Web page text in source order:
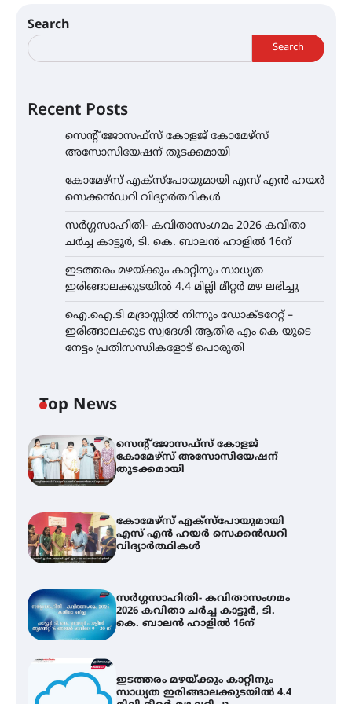
Search
Search
Recent Posts
സെന്റ് ജോസഫ്സ് കോളജ് കോമേഴ്‌സ്
അസോസിയേഷന് തുടക്കമായി
കോമേഴ്സ് എക്സ്പോയുമായി എസ് എൻ ഹയർ
സെക്കൻഡറി വിദ്യാർത്ഥികൾ
സർഗ്ഗസാഹിതി- കവിതാസംഗമം 2026 കവിതാ
ചർച്ച കാട്ടൂർ, ടി. കെ. ബാലൻ ഹാളിൽ 16ന്
ഇടത്തരം മഴയ്ക്കും കാറ്റിനും സാധ്യത
ഇരിങ്ങാലക്കുടയിൽ 4.4 മില്ലി മീറ്റർ മഴ ലഭിച്ചു
ഐ.ഐ.ടി മദ്രാസ്സിൽ നിന്നും ഡോക്ടറേറ്റ് –
ഇരിങ്ങാലക്കുട സ്വദേശി ആതിര എം കെ യുടെ
നേട്ടം പ്രതിസന്ധികളോട് പൊരുതി
Top News
സെന്റ് ജോസഫ്സ് കോളജ്
കോമേഴ്‌സ് അസോസിയേഷന്
തുടക്കമായി
കോമേഴ്സ് എക്സ്പോയുമായി
എസ് എൻ ഹയർ സെക്കൻഡറി
വിദ്യാർത്ഥികൾ
സർഗ്ഗസാഹിതി- കവിതാസംഗമം
2026 കവിതാ ചർച്ച കാട്ടൂർ, ടി.
കെ. ബാലൻ ഹാളിൽ 16ന്
ഇടത്തരം മഴയ്ക്കും കാറ്റിനും
സാധ്യത ഇരിങ്ങാലക്കുടയിൽ 4.4